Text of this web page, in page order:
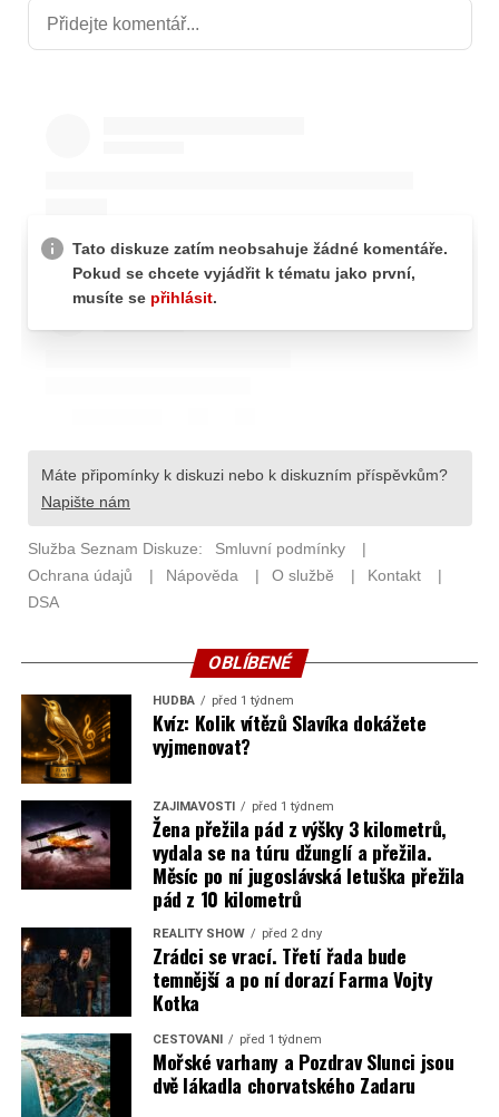
OBLÍBENÉ
HUDBA před 1 týdnem
Kvíz: Kolik vítězů Slavíka dokážete
vyjmenovat?
ZAJÍMAVOSTI před 1 týdnem
Žena přežila pád z výšky 3 kilometrů,
vydala se na túru džunglí a přežila.
Měsíc po ní jugoslávská letuška přežila
pád z 10 kilometrů
REALITY SHOW před 2 dny
Zrádci se vrací. Třetí řada bude
temnější a po ní dorazí Farma Vojty
Kotka
CESTOVÁNÍ před 1 týdnem
Mořské varhany a Pozdrav Slunci jsou
dvě lákadla chorvatského Zadaru